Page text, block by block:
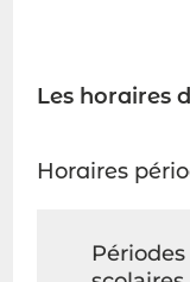
Les horaires
Horaires
Périodes